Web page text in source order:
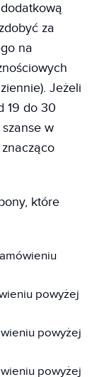
za
na
Jeżeli
19 do 30
w
które
powyżej
powyżej
powyżej